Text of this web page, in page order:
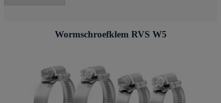
Wormschroefklem RVS W5